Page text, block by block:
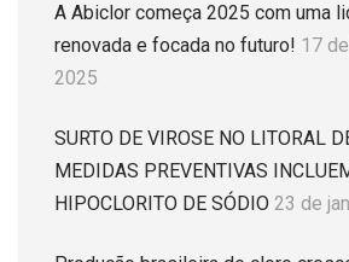
A Abiclor começa 2025 com uma
renovada e focada no futuro! 17
2025
SURTO DE VIROSE NO LITORAL
MEDIDAS PREVENTIVAS
HIPOCLORITO DE SÓDIO 23 de